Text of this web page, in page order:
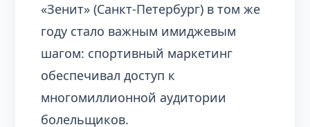
«Зенит» (Санкт-Петербург) в том же
году стало важным имиджевым
шагом: спортивный маркетинг
обеспечивал доступ к
многомиллионной аудитории
болельщиков.